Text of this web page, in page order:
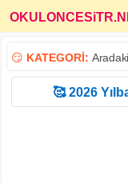
😏 KATEGORİ:
🥰 2026